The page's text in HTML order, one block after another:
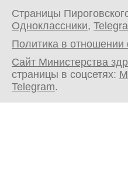
Страницы
Одноклассники,
Политика в
Сайт Министерства
страницы в соцсетях:
Telegram.